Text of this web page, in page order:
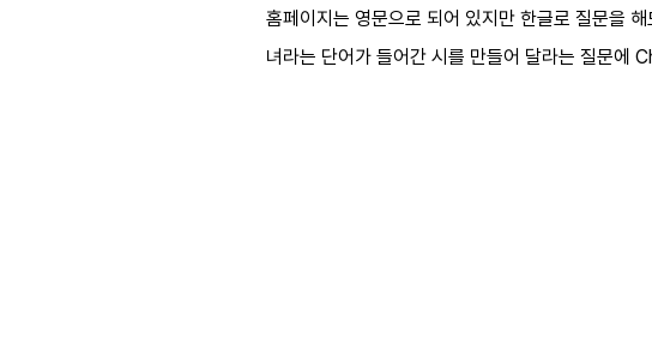
홈페이지는 영문으로 되어 있지만 한글로 질문을
녀라는 단어가 들어간 시를 만들어 달라는 질문에